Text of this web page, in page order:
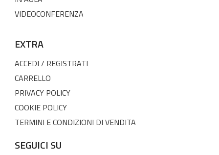
VIDEOCONFERENZA
EXTRA
ACCEDI / REGISTRATI
CARRELLO
PRIVACY POLICY
COOKIE POLICY
TERMINI E CONDIZIONI DI VENDITA
SEGUICI SU